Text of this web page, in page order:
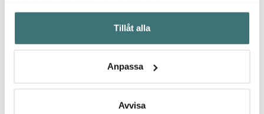
Samla in information om din geografiska plats som
kan ha en noggrannhet på upp till flera meter
Identifiera din enhet genom att aktivt skanna den för
Ta reda på mer om hur dina personliga uppgifter
Du kan ändra eller dra tillbaka ditt samtycke när som
Tillåt alla
Anpassa
Avvisa
Låt dig inspireras av våra kunder